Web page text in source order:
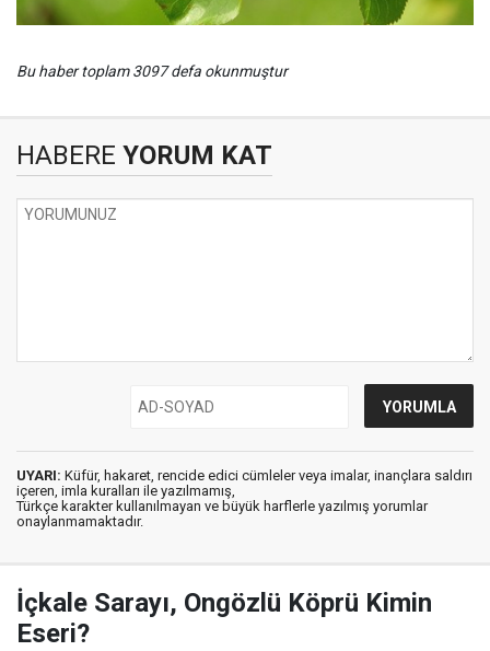
Bu haber toplam 3097 defa okunmuştur
HABERE YORUM KAT
UYARI: Küfür, hakaret, rencide edici cümleler veya imalar, inançlara saldırı
içeren, imla kuralları ile yazılmamış,
Türkçe karakter kullanılmayan ve büyük harflerle yazılmış yorumlar
onaylanmamaktadır.
İçkale Sarayı, Ongözlü Köprü Kimin
Eseri?